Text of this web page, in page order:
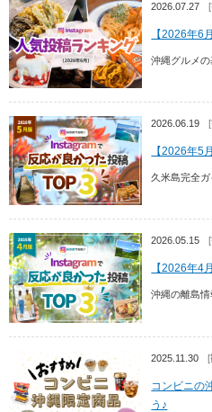
2026.07.27
【2026年6
2026.06.19
【2026年5
2026.05.15
【2026年4
2025.11.30 [
コンビニの
う♪